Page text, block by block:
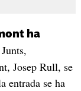
ha
Josep Rull, se
entrada se ha